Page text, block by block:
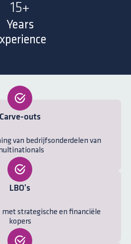
Years
15+
Carve-outs
van bedrijfsonderdelen van
LBO's
met strategische en financiële
kopers